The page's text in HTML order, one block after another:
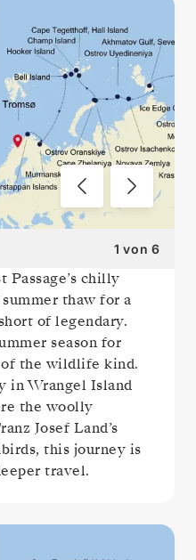
1 von 6
chilly
thaw for a
of legendary.
season for
of the wildlife kind.
in Wrangel Island
the woolly
Josef Land’s
this journey is
travel.